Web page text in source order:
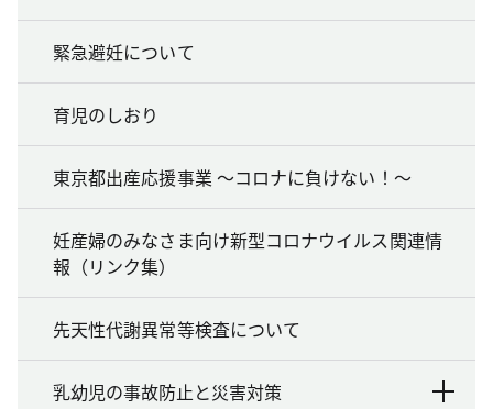
緊急避妊について
育児のしおり
東京都出産応援事業 ～コロナに負けない！～
妊産婦のみなさま向け新型コロナウイルス関連情
報（リンク集）
先天性代謝異常等検査について
乳幼児の事故防止と災害対策